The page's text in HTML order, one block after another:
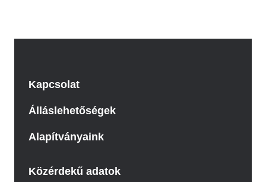
Kapcsolat
Álláslehetőségek
Alapítványaink
Közérdekű adatok